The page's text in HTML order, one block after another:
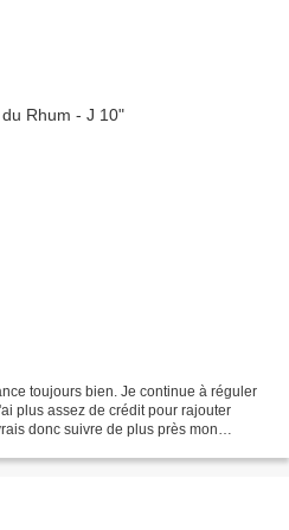
toujours bien. Je continue à réguler
plus assez de crédit pour rajouter
donc suivre de plus près mon